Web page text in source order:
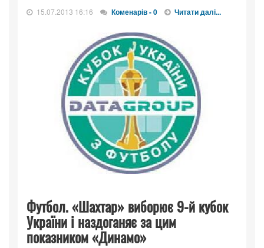
15.07.2013 16:16 Коменарів - 0 Читати далі...
Футбол. «Шахтар» виборює 9-й кубок
України і наздоганяє за цим
показником «Динамо»